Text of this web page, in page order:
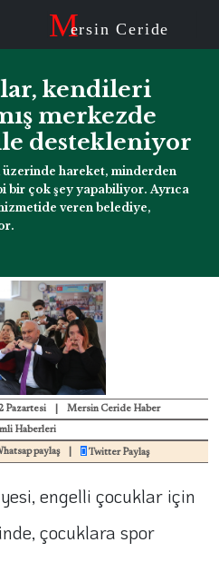
Mersin Ceride
kendileri
merkezde
destekleniyor
hareket, minderden
bir çok şey yapabiliyor. Ayrıca
veren belediye,
Pazartesi Mersin Ceride Haber
Haberleri
paylaş Twitter Paylaş
engelli çocuklar için
çocuklara spor